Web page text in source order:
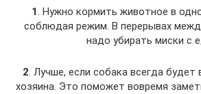
1. Нужно кормить животное в
соблюдая режим. В перерывах
надо убирать миски с
2. Лучше, если собака всегда будет
хозяина. Это поможет вовремя